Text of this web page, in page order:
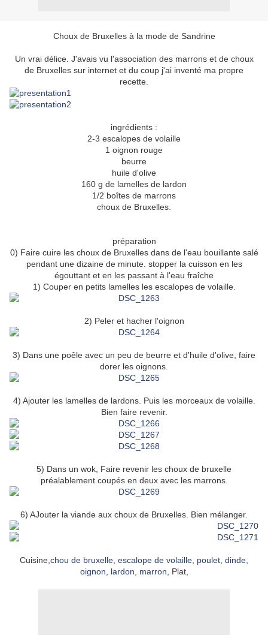
Choux de Bruxelles à la mode de Sandrine
Un vrai délice. J'avais vu l'association des marrons et de choux
de Bruxelles sur internet et du coup j'ai inventé ma propre
recette.
ingrédients :
2-3 escalopes de volaille
1 oignon rouge
beurre
huile d'olive
160 g de lamelles de lardon
1/2 boîtes de marrons
choux de Bruxelles.
préparation
0) Faire cuire les choux de Bruxelles dans de l'eau bouillante salé
pendant une dizaine de minute. stopper la cuisson en les
égouttant et en les passant à l'eau fraîche
1) Couper en petits lamelles les escalopes de volaille.
2) Peler et hacher l'oignon
3) Dans une poêle avec un peu de beurre et d'huile d'olive, faire
dorer les oignons.
4) Ajouter les lamelles de lardons. Puis les morceaux de volaille.
Bien faire revenir.
5) Dans un wok, Faire revenir les choux de bruxelle
préalablement coupés en deux avec les marrons.
6) AJouter la viande aux choux de Bruxelles. Bien mélanger.
Cuisine, chou de bruxelle escalope de volaille poulet dinde
oignon
lardon marron , Plat,